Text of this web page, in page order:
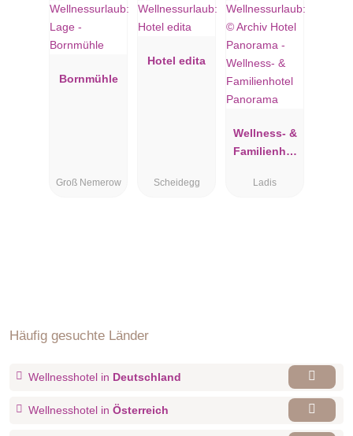
Bornmühle
Groß Nemerow
Hotel edita
Scheidegg
Wellness- &
Familienhot
Ladis
Häufig gesuchte Länder
Wellnesshotel in Deutschland
Wellnesshotel in Österreich